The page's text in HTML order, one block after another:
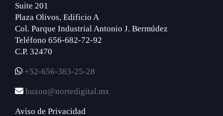
Suite 201
Plaza Olivos, Edificio A
Col. Parque Industrial Antonio J. Bermúdez
Teléfono 656-682-72-92
C.P. 32470
+52-656-383-25-28
buzon@nortedigital.mx
Aviso de Privacidad